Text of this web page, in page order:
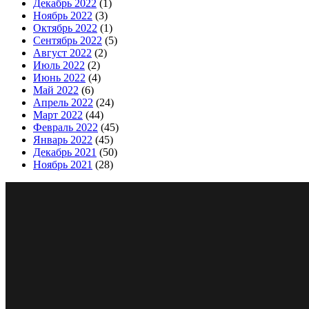
Декабрь 2022 (1)
Ноябрь 2022 (3)
Октябрь 2022 (1)
Сентябрь 2022 (5)
Август 2022 (2)
Июль 2022 (2)
Июнь 2022 (4)
Май 2022 (6)
Апрель 2022 (24)
Март 2022 (44)
Февраль 2022 (45)
Январь 2022 (45)
Декабрь 2021 (50)
Ноябрь 2021 (28)